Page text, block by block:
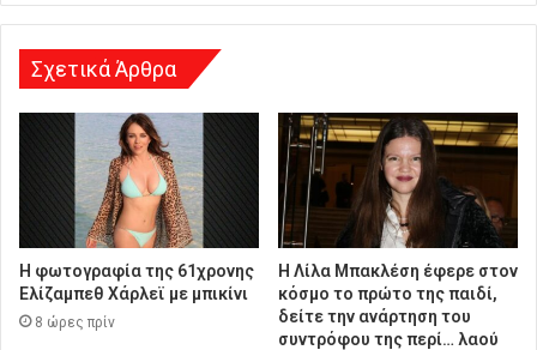
ν
Σχετικά Άρθρα
Η φωτογραφία της 61χρονης
Ελίζαμπεθ Χάρλεϊ με μπικίνι
8 ώρες πρίν
Η Λίλα Μπακλέση έφερε στον
κόσμο το πρώτο της παιδί,
δείτε την ανάρτηση του
συντρόφου της περί… λαού